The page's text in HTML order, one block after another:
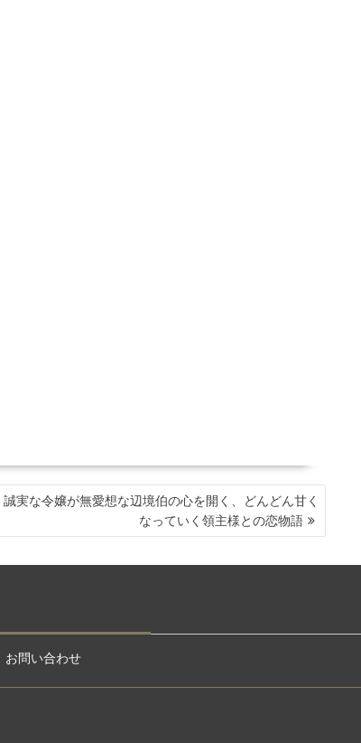
誠実な令嬢が無愛想な辺境伯の心を開く、どんどん甘く
なっていく領主様との恋物語
お問い合わせ